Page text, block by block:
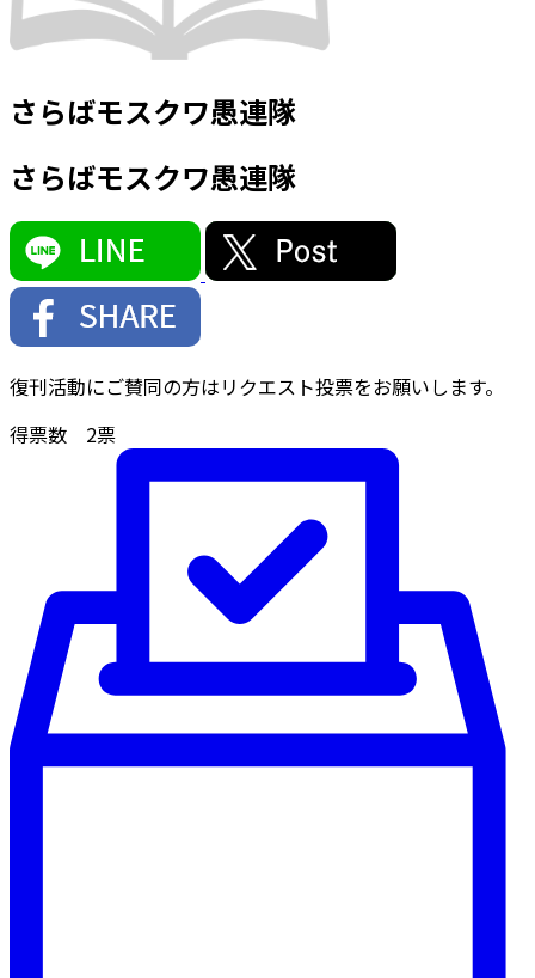
さらばモスクワ愚連隊
さらばモスクワ愚連隊
復刊活動にご賛同の方はリクエスト投票をお願いします。
得票数 2票